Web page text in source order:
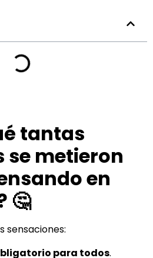
tantas
se metieron
en
🤔
sensaciones:
para todos.